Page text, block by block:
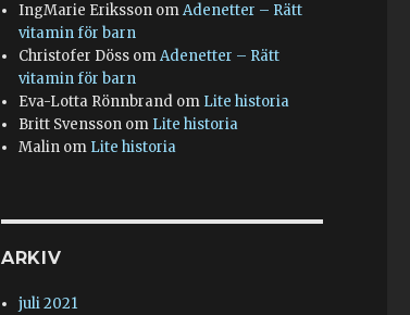
IngMarie Eriksson omAdenetter – Rätt
vitamin för barn
Christofer Döss omAdenetter – Rätt
vitamin för barn
Eva-Lotta Rönnbrand om Lite historia
Britt Svensson om Lite historia
Malin om Lite historia
ARKIV
juli 2021